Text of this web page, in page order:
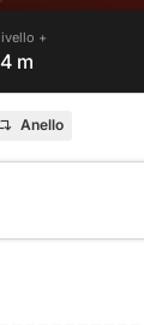
+
m
Anello